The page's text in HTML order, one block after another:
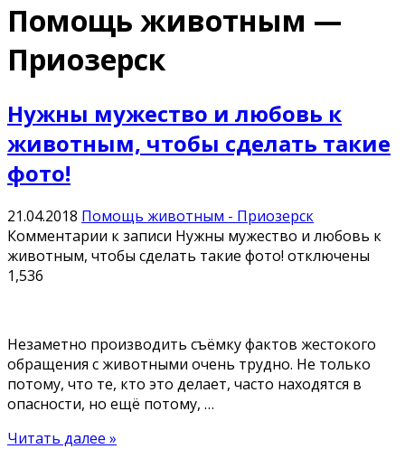
Помощь животным —
Приозерск
Нужны мужество и любовь к
животным, чтобы сделать такие
фото!
21.04.2018 Помощь животным - Приозерск
Комментарии к записи Нужны мужество и любовь к
животным, чтобы сделать такие фото! отключены
1,536
Незаметно производить съёмку фактов жестокого
обращения с животными очень трудно. Не только
потому, что те, кто это делает, часто находятся в
опасности, но ещё потому, …
Читать далее »